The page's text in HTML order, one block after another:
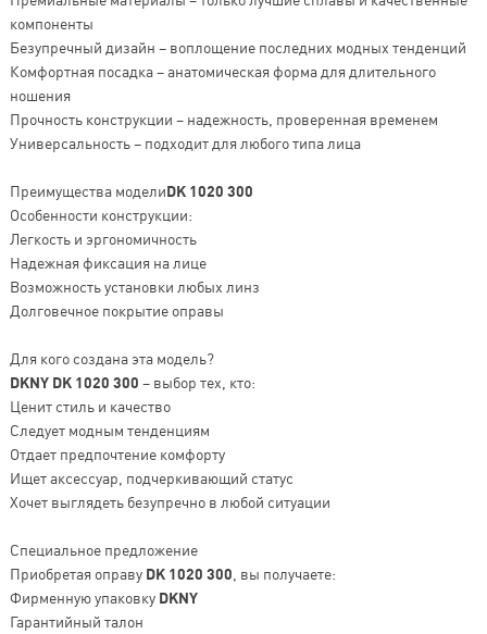
компоненты
Безупречный дизайн – воплощение последних модных тенденций
Комфортная посадка – анатомическая форма для длительного
ношения
Прочность конструкции – надежность, проверенная временем
Универсальность – подходит для любого типа лица
Преимущества моделиDK 1020 300
Особенности конструкции:
Легкость и эргономичность
Надежная фиксация на лице
Возможность установки любых линз
Долговечное покрытие оправы
Для кого создана эта модель?
DKNY DK 1020 300 – выбор тех, кто:
Ценит стиль и качество
Следует модным тенденциям
Отдает предпочтение комфорту
Ищет аксессуар, подчеркивающий статус
Хочет выглядеть безупречно в любой ситуации
Специальное предложение
Приобретая оправу DK 1020 300 , вы получаете:
Фирменную упаковку DKNY
Гарантийный талон